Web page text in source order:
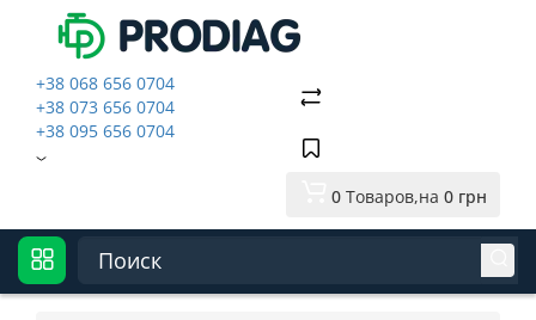
+38 068 656 0704
+38 073 656 0704
+38 095 656 0704
0 Tоваров,на 0 грн